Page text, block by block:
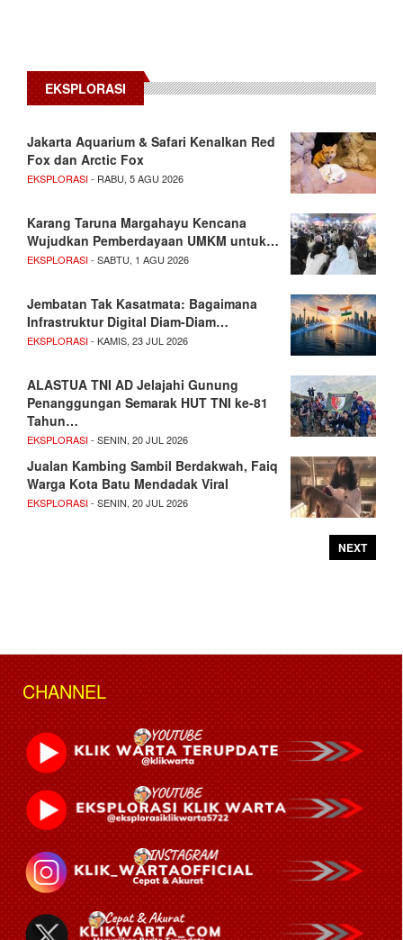
EKSPLORASI
Jakarta Aquarium & Safari Kenalkan Red
Fox dan Arctic Fox
EKSPLORASI- RABU, 5 AGU 2026
Karang Taruna Margahayu Kencana
Wujudkan Pemberdayaan UMKM untuk…
EKSPLORASI- SABTU, 1 AGU 2026
Jembatan Tak Kasatmata: Bagaimana
Infrastruktur Digital Diam-Diam…
EKSPLORASI- KAMIS, 23 JUL 2026
ALASTUA TNI AD Jelajahi Gunung
Penanggungan Semarak HUT TNI ke-81
Tahun…
EKSPLORASI- SENIN, 20 JUL 2026
Jualan Kambing Sambil Berdakwah, Faiq
Warga Kota Batu Mendadak Viral
EKSPLORASI- SENIN, 20 JUL 2026
NEXT
CHANNEL